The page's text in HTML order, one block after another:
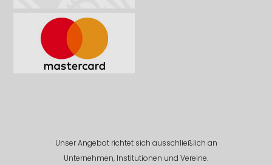
Unser Angebot richtet sich ausschließlich an
Unternehmen, Institutionen und Vereine.